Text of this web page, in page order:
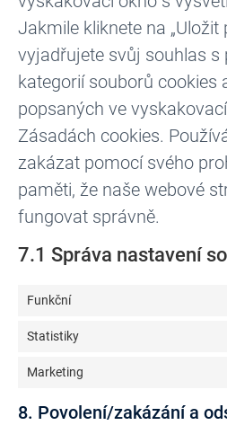
Jakmile kliknete na „Uložit
vyjadřujete svůj souhlas s
kategorií souborů cookies
popsaných ve
Zásadách cookies.
zakázat pomocí svého
paměti, že naše webové
fungovat správně.
7.1 Správa nastavení
Funkční
Statistiky
Marketing
8. Povolení/zakázání a